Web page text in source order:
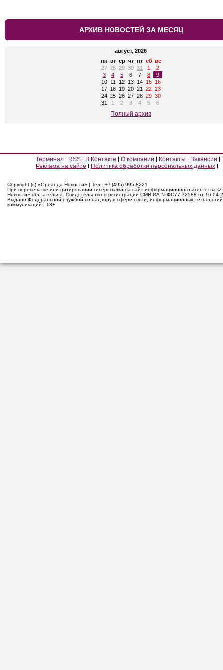
АРХИВ НОВОСТЕЙ ЗА МЕСЯЦ
август, 2026
пн вт ср чт пт сб вс
27 28 29 30 31 1
2
3
4 5 6 7 8
9
10
11 12 13 14 15 16
17 18 19 20 21 22 23
24 25 26 27 28 29 30
31
1 2 3 4 5 6
Полный архив
Терминал RSS В Контакте О компании Контакты
Вакансии
Реклама на сайте
Политика обработки персональных данных
Copyright (c) «Ореанда-Новости» | Тел.: +7 (495) 995-8221
При перепечатке или цитировании гиперссылка на сайт информационного агентства
Новости» обязательна. Свидетельство о регистрации СМИ ИА №ФС77-72588 от
Выдано Федеральной службой по надзору в сфере связи, информационных
коммуникаций | 18+